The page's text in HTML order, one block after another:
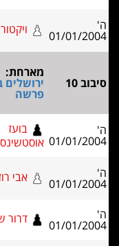
ויקטור ברמן 0
-
1
ב' - 2.0
2.0
בועז
1
-
0
אבי רוזנטל 0
-
1
דרור שוורץ 0
-
1